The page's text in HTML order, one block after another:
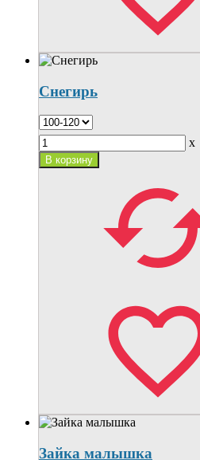
Снегирь
x
Зайка малышка